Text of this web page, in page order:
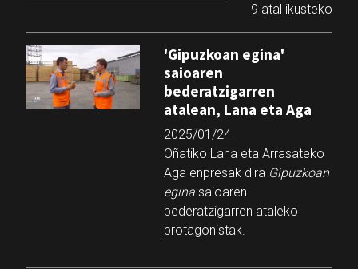
9 atal ikusteko
'Gipuzkoan egina'
saioaren
bederatzigarren
atalean, Lana eta Aga
2025/01/24
Oñatiko Lana eta Arrasateko
Aga enpresak dira Gipuzkoan
eginasaioaren
bederatzigarren ataleko
protagonistak.